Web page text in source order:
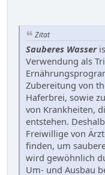
Zitat
Sauberes Wasser
Verwendung als
Zubereitung von
Haferbrei, sowie
von Krankheiten,
entstehen.
Freiwillige von
finden, um
wird gewöhnlich
Um- und Ausbau